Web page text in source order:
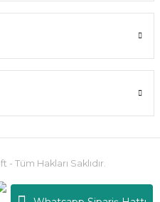
Tüm Hakları Saklıdır.